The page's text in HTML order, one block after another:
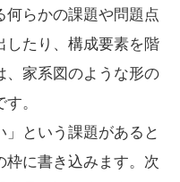
何らかの課題や問題点
したり、構成要素を階
、家系図のような形の
。
という課題があると
枠に書き込みます。次